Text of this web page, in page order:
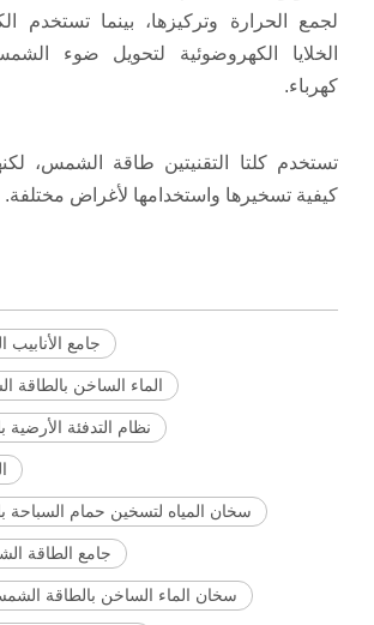
لجمع الحرارة وتركيزها، بينما تستخدم
الخلايا الكهروضوئية لتحويل ضوء
كهرباء.
تستخدم كلتا التقنيتين طاقة الشمس،
كيفية تسخيرها واستخدامها لأغراض مختلفة.
جامع
الماء الساخن بالطاقة
نظام التدفئة
سخان المياه لتسخين حمام السباحة
جامع الطاقة
سخان الماء الساخن بالطاقة